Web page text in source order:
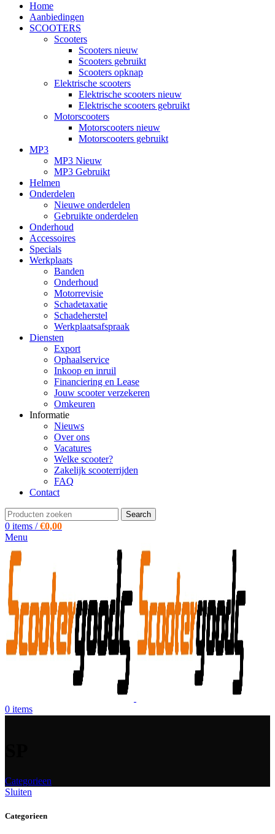
Home
Aanbiedingen
SCOOTERS
Scooters
Scooters nieuw
Scooters gebruikt
Scooters opknap
Elektrische scooters
Elektrische scooters nieuw
Elektrische scooters gebruikt
Motorscooters
Motorscooters nieuw
Motorscooters gebruikt
MP3
MP3 Nieuw
MP3 Gebruikt
Helmen
Onderdelen
Nieuwe onderdelen
Gebruikte onderdelen
Onderhoud
Accessoires
Specials
Werkplaats
Banden
Onderhoud
Motorrevisie
Schadetaxatie
Schadeherstel
Werkplaatsafspraak
Diensten
Export
Ophaalservice
Inkoop en inruil
Financiering en Lease
Jouw scooter verzekeren
Omkeuren
Informatie
Nieuws
Over ons
Vacatures
Welke scooter?
Zakelijk scooterrijden
FAQ
Contact
Search
0 items / €0,00
Menu
0 items
Categorieen
Sluiten
Categorieen